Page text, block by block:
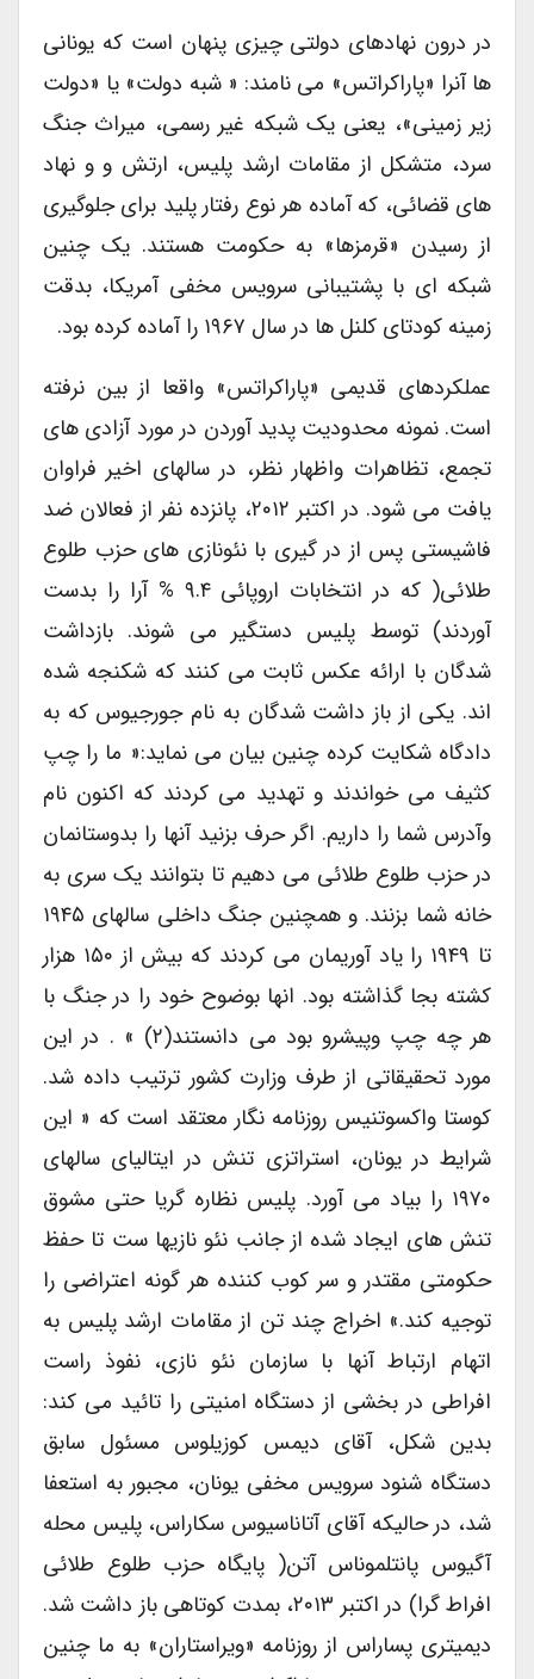
در درون نهادهای دولتی چیزی پنهان است که یونانی
ها آنرا «پاراکراتس» می نامند: « شبه دولت» یا «دولت
زیر زمینی»، یعنی یک شبکه غیر رسمی، میراث جنگ
سرد، متشکل از مقامات ارشد پلیس، ارتش و و نهاد
های قضائی، که آماده هر نوع رفتار پلید برای جلوگیری
از رسیدن «قرمزها» به حکومت هستند. یک چنین
شبکه ای با پشتیبانی سرویس مخفی آمریکا، بدقت
زمینه کودتای کلنل ها در سال ۱۹۶۷ را آماده کرده بود.
عملکردهای قدیمی «پاراکراتس» واقعا از بین نرفته
است. نمونه محدودیت پدید آوردن در مورد آزادی های
تجمع، تظاهرات واظهار نظر، در سالهای اخیر فراوان
یافت می شود. در اکتبر ۲۰۱۲، پانزده نفر از فعالان ضد
فاشیستی پس از در گیری با نئونازی های حزب طلوع
طلائی( که در انتخابات اروپائی ۹.۴ % آرا را بدست
آوردند) توسط پلیس دستگیر می شوند. بازداشت
شدگان با ارائه عکس ثابت می کنند که شکنجه شده
اند. یکی از باز داشت شدگان به نام جورجیوس که به
دادگاه شکایت کرده چنین بیان می نماید:« ما را چپ
کثیف می خواندند و تهدید می کردند که اکنون نام
وآدرس شما را داریم. اگر حرف بزنید آنها را بدوستانمان
در حزب طلوع طلائی می دهیم تا بتوانند یک سری به
خانه شما بزنند. و همچنین جنگ داخلی سالهای ۱۹۴۵
تا ۱۹۴۹ را یاد آوریمان می کردند که بیش از ۱۵۰ هزار
کشته بجا گذاشته بود. انها بوضوح خود را در جنگ با
هر چه چپ وپیشرو بود می دانستند(۲) » . در این
مورد تحقیقاتی از طرف وزارت کشور ترتیب داده شد.
کوستا واکسوتنیس روزنامه نگار معتقد است که « این
شرایط در یونان، استراتزی تنش در ایتالیای سالهای
۱۹۷۰ را بیاد می آورد. پلیس نظاره گریا حتی مشوق
تنش های ایجاد شده از جانب نئو نازیها ست تا حفظ
حکومتی مقتدر و سر کوب کننده هر گونه اعتراضی را
توجیه کند.» اخراج چند تن از مقامات ارشد پلیس به
اتهام ارتباط آنها با سازمان نئو نازی، نفوذ راست
افراطی در بخشی از دستگاه امنیتی را تائید می کند:
بدین شکل، آقای دیمس کوزیلوس مسئول سابق
دستگاه شنود سرویس مخفی یونان، مجبور به استعفا
شد، در حالیکه آقای آتاناسیوس سکاراس، پلیس محله
آگیوس پانتلموناس آتن( پایگاه حزب طلوع طلائی
افراط گرا) در اکتبر ۲۰۱۳، بمدت کوتاهی باز داشت شد.
دیمیتری پساراس از روزنامه «ویراستاران» به ما چنین